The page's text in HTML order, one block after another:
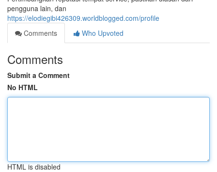
pengguna lain, dan
https://elodiegibi426309.worldblogged.com/profile
Comments
Who Upvoted
Comments
Submit a Comment
No HTML
HTML is disabled